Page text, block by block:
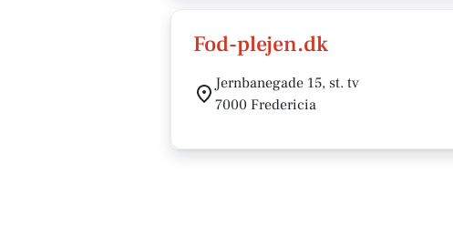
Fod-plejen.dk
Jernbanegade 15, st. tv
7000 Fredericia